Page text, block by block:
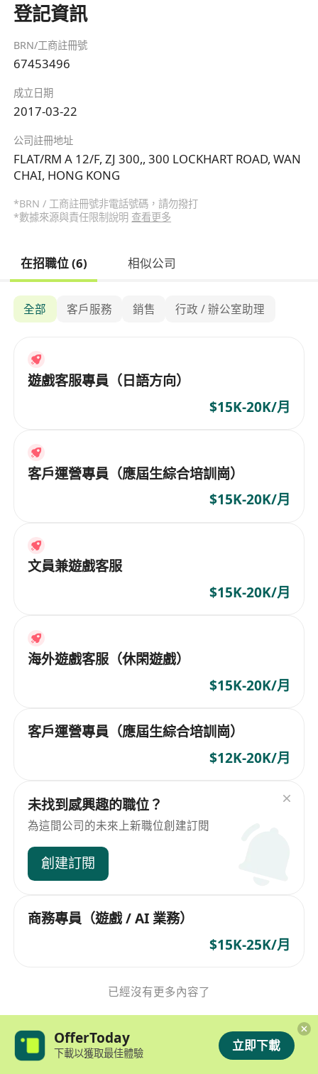
登記資訊
BRN/工商註冊號
67453496
成立日期
2017-03-22
公司註冊地址
FLAT/RM A 12/F, ZJ 300,, 300 LOCKHART ROAD, WAN
CHAI, HONG KONG
*BRN / 工商註冊號非電話號碼，請勿撥打
*數據來源與責任限制說明 查看更多
在招職位 (6) 相似公司
全部 客戶服務 銷售 行政 / 辦公室助理
遊戲客服專員（日語方向）
$15K-20K/月
客戶運營專員（應屆生綜合培訓崗）
$15K-20K/月
文員兼遊戲客服
$15K-20K/月
海外遊戲客服（休閑遊戲）
$15K-20K/月
客戶運營專員（應屆生綜合培訓崗）
$12K-20K/月
未找到感興趣的職位？
為這間公司的未來上新職位創建訂閱
創建訂閱
商務專員（遊戲 / AI 業務）
$15K-25K/月
已經沒有更多內容了
OfferToday
下載以獲取最佳體驗 立即下載